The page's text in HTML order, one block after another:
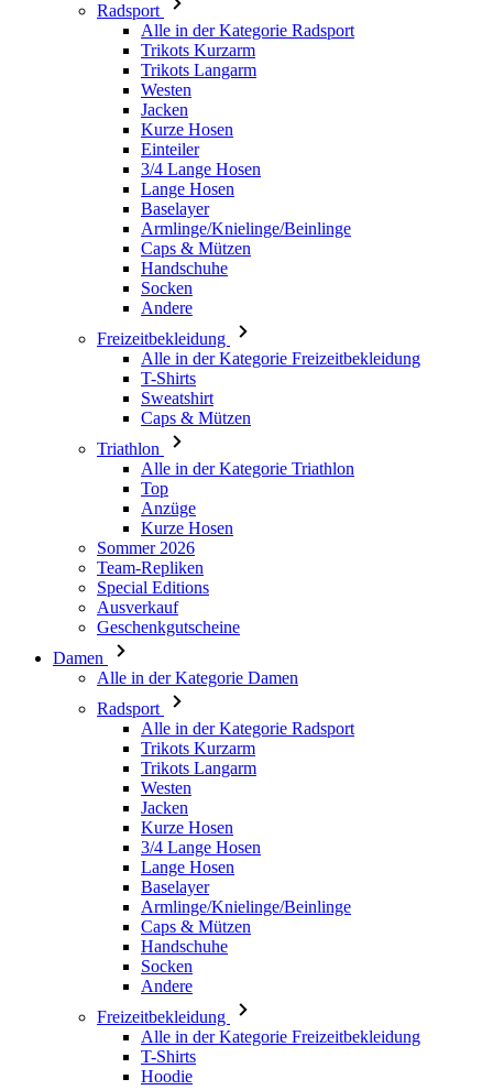
Radsport
Alle in der Kategorie Radsport
Trikots Kurzarm
Trikots Langarm
Westen
Jacken
Kurze Hosen
Einteiler
3/4 Lange Hosen
Lange Hosen
Baselayer
Armlinge/Knielinge/Beinlinge
Caps & Mützen
Handschuhe
Socken
Andere
Freizeitbekleidung
Alle in der Kategorie Freizeitbekleidung
T-Shirts
Sweatshirt
Caps & Mützen
Triathlon
Alle in der Kategorie Triathlon
Top
Anzüge
Kurze Hosen
Sommer 2026
Team-Repliken
Special Editions
Ausverkauf
Geschenkgutscheine
Damen
Alle in der Kategorie Damen
Radsport
Alle in der Kategorie Radsport
Trikots Kurzarm
Trikots Langarm
Westen
Jacken
Kurze Hosen
3/4 Lange Hosen
Lange Hosen
Baselayer
Armlinge/Knielinge/Beinlinge
Caps & Mützen
Handschuhe
Socken
Andere
Freizeitbekleidung
Alle in der Kategorie Freizeitbekleidung
T-Shirts
Hoodie